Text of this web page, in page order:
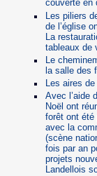
couverte en
Les piliers
de l’église
La
tableaux de
Le
la salle des
Les aires
Avec l’aide
Noël ont
forêt ont été
avec la
(scène
fois par an
projets
Landellois